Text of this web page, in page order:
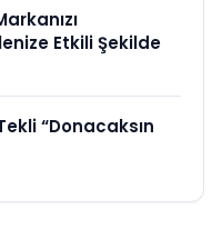
Etkili Şekilde
“Donacaksın